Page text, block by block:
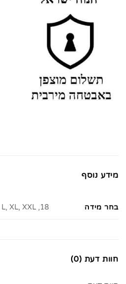
מידע נוסף
בחר מידה 18, S, M, L, XL, XXL
חוות דעת (0)